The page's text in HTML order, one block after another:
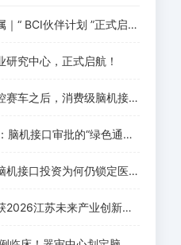
脑机初创企业专属｜“ BCI伙伴计划 ”正式启动！
研究中心，正式启航！
脑控抓娃娃、脑控赛车之后，消费级脑机接口离爆发还差什么
18个月拿证之后：脑机接口审批的“绿色通道”没有想象中好走
融资井喷之下，脑机接口投资为何仍锁定医疗赛道
南京左右脑医疗获2026江苏未来产业创新创业大赛一等奖，系唯一获奖脑机接口项目！